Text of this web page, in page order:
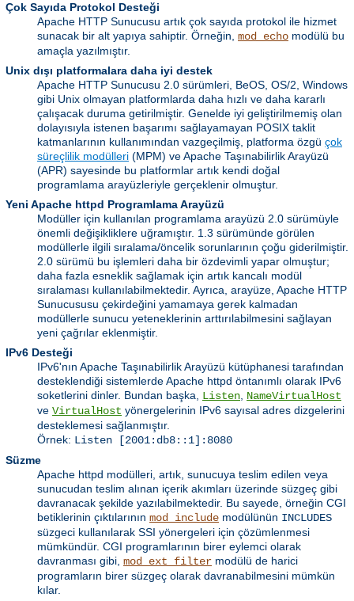
Çok Sayıda Protokol Desteği
Apache HTTP Sunucusu artık çok sayıda protokol ile hizmet
sunacak bir alt yapıya sahiptir. Örneğin, mod_echo modülü bu
amaçla yazılmıştır.
Unix dışı platformalara daha iyi destek
Apache HTTP Sunucusu 2.0 sürümleri, BeOS, OS/2, Windows
gibi Unix olmayan platformlarda daha hızlı ve daha kararlı
çalışacak duruma getirilmiştir. Genelde iyi geliştirilmemiş olan
dolayısıyla istenen başarımı sağlayamayan POSIX taklit
katmanlarının kullanımından vazgeçilmiş, platforma özgü çok
süreçlilik modülleri (MPM) ve Apache Taşınabilirlik Arayüzü
(APR) sayesinde bu platformlar artık kendi doğal
programlama arayüzleriyle gerçeklenir olmuştur.
Yeni Apache httpd Programlama Arayüzü
Modüller için kullanılan programlama arayüzü 2.0 sürümüyle
önemli değişikliklere uğramıştır. 1.3 sürümünde görülen
modüllerle ilgili sıralama/öncelik sorunlarının çoğu giderilmiştir.
2.0 sürümü bu işlemleri daha bir özdevimli yapar olmuştur;
daha fazla esneklik sağlamak için artık kancalı modül
sıralaması kullanılabilmektedir. Ayrıca, arayüze, Apache HTTP
Sunucususu çekirdeğini yamamaya gerek kalmadan
modüllerle sunucu yeteneklerinin arttırılabilmesini sağlayan
yeni çağrılar eklenmiştir.
IPv6 Desteği
IPv6'nın Apache Taşınabilirlik Arayüzü kütüphanesi tarafından
desteklendiği sistemlerde Apache httpd öntanımlı olarak IPv6
soketlerini dinler. Bundan başka, Listen NameVirtualHost
ve VirtualHost yönergelerinin IPv6 sayısal adres dizgelerini
desteklemesi sağlanmıştır.
Örnek: Listen [2001:db8::1]:8080
Süzme
Apache httpd modülleri, artık, sunucuya teslim edilen veya
sunucudan teslim alınan içerik akımları üzerinde süzgeç gibi
davranacak şekilde yazılabilmektedir. Bu sayede, örneğin CGI
betiklerinin çıktılarının mod_include modülünün INCLUDES
süzgeci kullanılarak SSI yönergeleri için çözümlenmesi
mümkündür. CGI programlarının birer eylemci olarak
davranması gibi, mod_ext_filter modülü de harici
programların birer süzgeç olarak davranabilmesini mümkün
kılar.